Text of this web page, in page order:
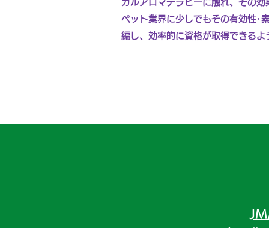
カルアロマテラピーに触れ、その
ペット業界に少しでもその有効性･
編し、効率的に資格が取得できるよ